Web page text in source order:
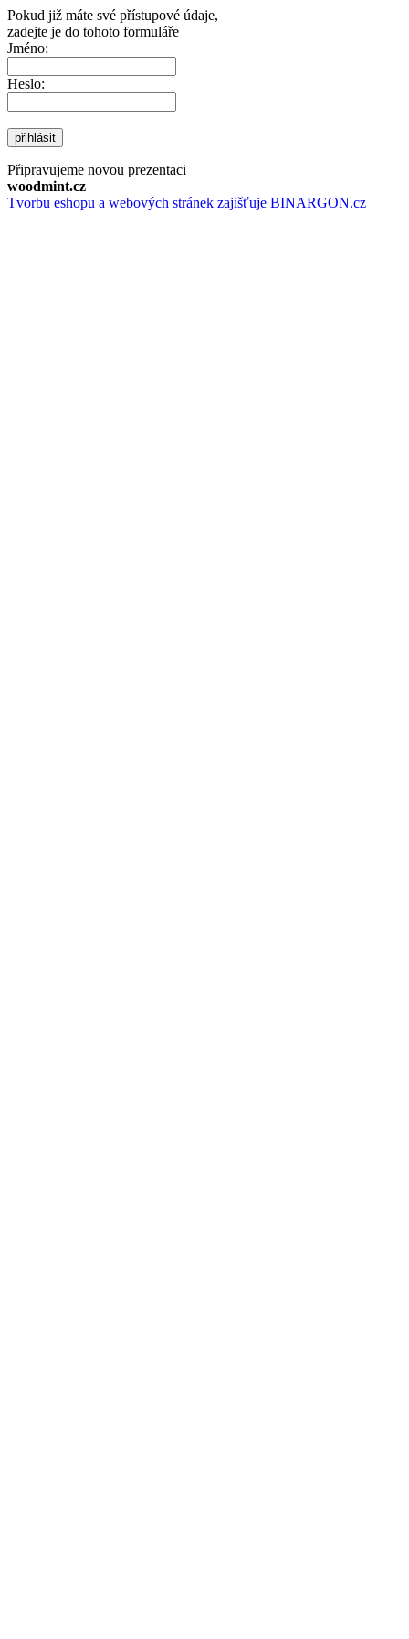
Pokud již máte své přístupové údaje,
zadejte je do tohoto formuláře
Jméno:
Heslo:
přihlásit
Připravujeme novou prezentaci
woodmint.cz
Tvorbu eshopu a webových stránek zajišťuje BINARGON.cz